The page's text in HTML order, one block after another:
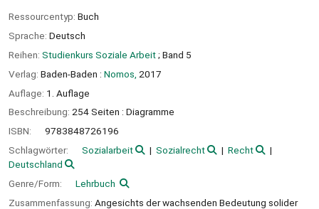
Ressourcentyp: Buch
Sprache: Deutsch
Reihen: Studienkurs Soziale Arbeit; Band 5
Verlag: Baden-Baden : Nomos, 2017
Auflage: 1. Auflage
Beschreibung: 254 Seiten : Diagramme
ISBN:
9783848726196
Schlagwörter:
Sozialarbeit Sozialrecht
Recht
Deutschland
Genre/Form:
Lehrbuch
Zusammenfassung: Angesichts der wachsenden Bedeutung solider